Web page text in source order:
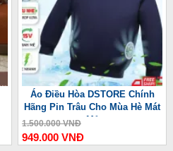
Áo Điều Hòa DSTORE Chính
Hãng Pin Trâu Cho Mùa Hè Mát
Mẻ
1.500.000 VNĐ
949.000 VNĐ